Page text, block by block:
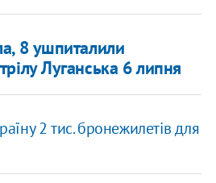
8 ушпиталили
Луганська 6 липня
2 тис. бронежилетів для